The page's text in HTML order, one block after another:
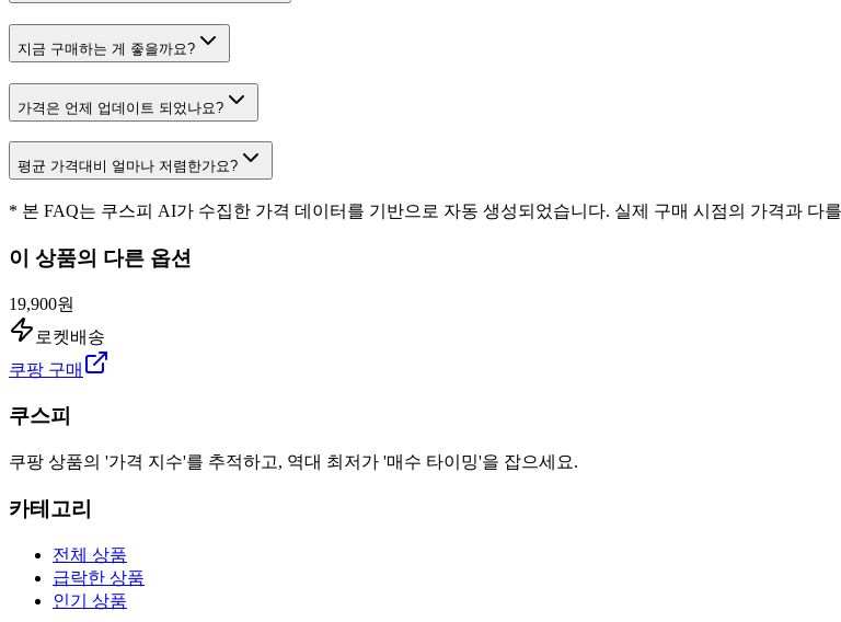
지금 구매하는 게 좋을까요?
가격은 언제 업데이트 되었나요?
평균 가격대비 얼마나 저렴한가요?
* 본 FAQ는 쿠스피 AI가 수집한 가격 데이터를 기반으로 자동 생성되었습니다. 실제 구매 시점의 가격과 다
이 상품의 다른 옵션
19,900원
로켓배송
쿠팡 구매
쿠스피
쿠팡 상품의 '가격 지수'를 추적하고, 역대 최저가 '매수 타이밍'을 잡으세요.
카테고리
전체 상품
급락한 상품
인기 상품